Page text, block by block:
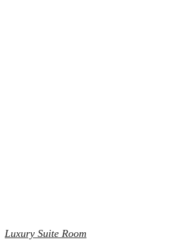
Luxury Suite Room